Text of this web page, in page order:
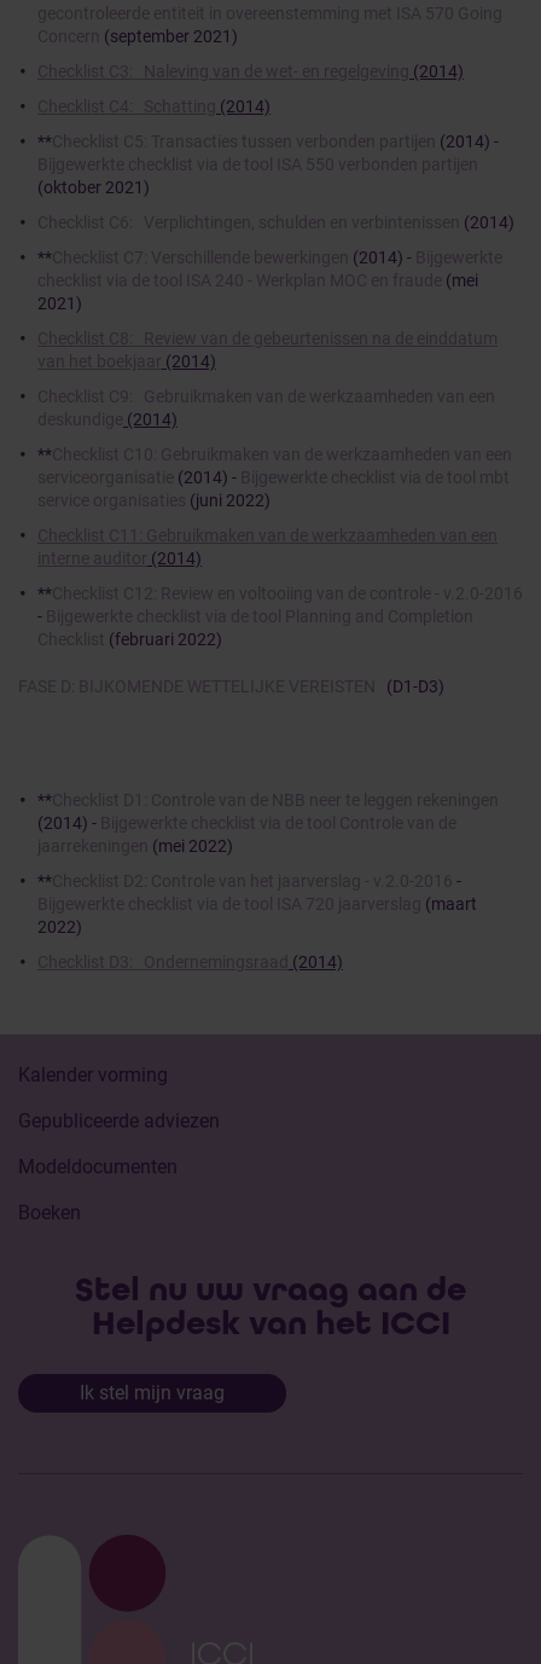
gecontroleerde entiteit in overeenstemming met ISA 570 Going
Concern (september 2021)
Checklist C3: Naleving van de wet- en regelgeving (2014)
Checklist C4: Schatting (2014)
**Checklist C5: Transacties tussen verbonden partijen (2014) -
Bijgewerkte checklist via de tool ISA 550 verbonden partijen
(oktober 2021)
Checklist C6: Verplichtingen, schulden en verbintenissen (2014)
**Checklist C7: Verschillende bewerkingen (2014) - Bijgewerkte
checklist via de tool ISA 240 - Werkplan MOC en fraude (mei
2021)
Checklist C8: Review van de gebeurtenissen na de einddatum
van het boekjaar (2014)
Checklist C9: Gebruikmaken van de werkzaamheden van een
deskundige (2014)
**Checklist C10: Gebruikmaken van de werkzaamheden van een
serviceorganisatie (2014) - Bijgewerkte checklist via de tool mbt
service organisaties (juni 2022)
Checklist C11: Gebruikmaken van de werkzaamheden van een
interne auditor (2014)
**Checklist C12: Review en voltooiing van de controle - v.2.0-2016
- Bijgewerkte checklist via de tool Planning and Completion
Checklist (februari 2022)
FASE D: BIJKOMENDE WETTELIJKE VEREISTEN (D1-D3)
**Checklist D1: Controle van de NBB neer te leggen rekeningen
(2014) - Bijgewerkte checklist via de tool Controle van de
jaarrekeningen (mei 2022)
**Checklist D2: Controle van het jaarverslag - v.2.0-2016 -
Bijgewerkte checklist via de tool ISA 720 jaarverslag (maart
2022)
Checklist D3: Ondernemingsraad (2014)
Kalender vorming
Gepubliceerde adviezen
Modeldocumenten
Boeken
Stel nu uw vraag aan de
Helpdesk van het ICCI
Ik stel mijn vraag